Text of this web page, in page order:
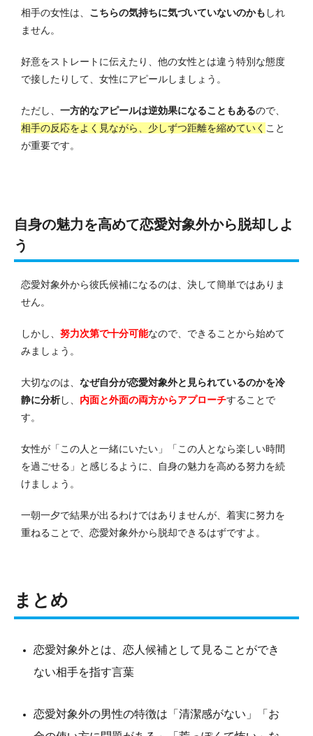
相手の女性は、 こちらの気持ちに気づいていないのかも しれ
ません。
好意をストレートに伝えたり、他の女性とは違う特別な態度
で接したりして、女性にアピールしましょう。
ただし、 一方的なアピールは逆効果になることもあるので、
相手の反応をよく見ながら、少しずつ距離を縮めていく こと
が重要です。
自身の魅力を高めて恋愛対象外から脱却しよ
う
恋愛対象外から彼氏候補になるのは、決して簡単ではありま
せん。
しかし、努力次第で十分可能なので、できることから始めて
みましょう。
大切なのは、 なぜ自分が恋愛対象外と見られているのかを冷
静に分析し、 内面と外面の両方からアプローチすることで
す。
女性が「この人と一緒にいたい」「この人となら楽しい時間
を過ごせる」と感じるように、自身の魅力を高める努力を続
けましょう。
一朝一夕で結果が出るわけではありませんが、着実に努力を
重ねることで、恋愛対象外から脱却できるはずですよ。
まとめ
恋愛対象外とは、恋人候補として見ることができ
ない相手を指す言葉
恋愛対象外の男性の特徴は「清潔感がない」「お